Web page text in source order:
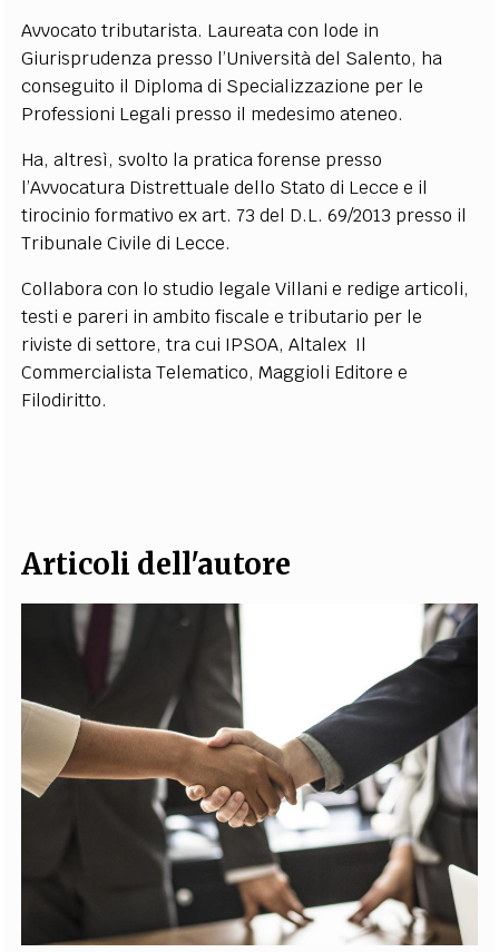
EXTRA
CODICI RUBRICHE LIBRI PROCEEDINGS PUBBLICITÀ CONTATTI
SOCIAL MEDIA
Avvocato tributarista. Laureata con lode in
Giurisprudenza presso l’Università del Salento, ha
conseguito il Diploma di Specializzazione per le
Professioni Legali presso il medesimo ateneo.
Ha, altresì, svolto la pratica forense presso
l’Avvocatura Distrettuale dello Stato di Lecce e il
tirocinio formativo ex art. 73 del D.L. 69/2013 presso il
Tribunale Civile di Lecce.
Collabora con lo studio legale Villani e redige articoli,
testi e pareri in ambito fiscale e tributario per le
riviste di settore, tra cui IPSOA, Altalex Il
Commercialista Telematico, Maggioli Editore e
Filodiritto.
Articoli dell'autore